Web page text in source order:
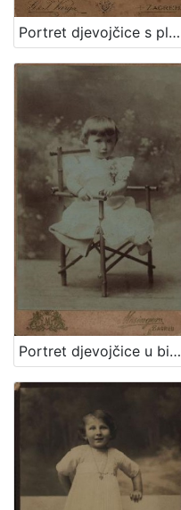
Portret djevojčice s plavim uvojcima / G.&I. Varga
Portret djevojčice u bijeloj haljinici / Mosinger / [izradio] Artistički zavod Mosinger